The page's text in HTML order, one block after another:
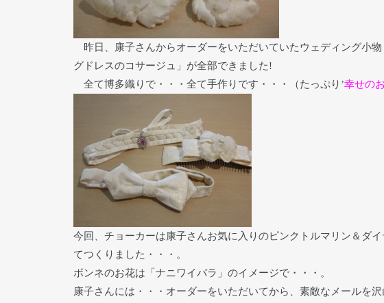
昨日、康子さんからオーダーをいただいていたウェディング小
グドレスのコサージュ」が全部できました!
全て博多織りで・・・全て手作りです・・・（たっぷり’幸せの
今回、チョーカーは康子さんお気に入りのピンクトルマリン＆ダ
てつくりました・・・。
ボンネのお花は「ナニワイバラ」のイメージで・・・。
康子さんには・・・オーダーをいただいてから、素敵なメールを